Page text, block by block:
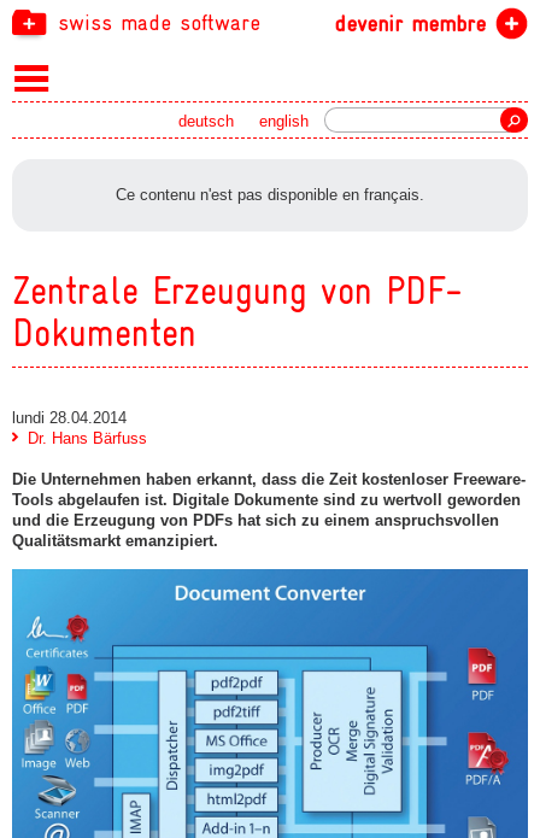
swiss made software devenir membre
english
deutsch
Ce contenu n'est pas disponible en français.
Zentrale Erzeugung von PDF-
Dokumenten
lundi 28.04.2014
Dr. Hans Bärfuss
Die Unternehmen haben erkannt, dass die Zeit kostenloser Freeware-
Tools abgelaufen ist. Digitale Dokumente sind zu wertvoll geworden
und die Erzeugung von PDFs hat sich zu einem anspruchsvollen
Qualitätsmarkt emanzipiert.